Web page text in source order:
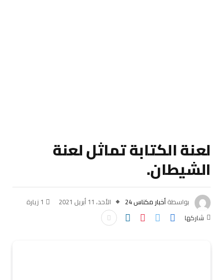
لعنة الكتابة تماثل لعنة
الشيطان.
بواسطةأخبار مكناس 24 الأحد، 11 أبريل 2021 1 زيارة
شاركها